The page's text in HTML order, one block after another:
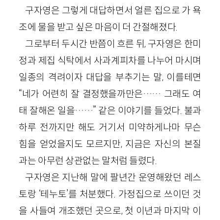
구자영은 그렇게 대답하면서 얼른 집으로 가 욕
조에 물을 받고 싶은 마음이 더 간절해졌다.
그로부터 두시간 반쯤이 흐른 뒤, 구자영은 한미
정과 제집 식탁에서 사과계피차를 나누어 마시며
일종의 격려이자 대답을 부추기는 말, 이를테면
“네가 어련히 잘 결정했을까만은…… 그래도 여
태 잘해온 일을……” 같은 이야기를 들었다. 불과
하루 전까지만 해도 거기서 미약하게나마 무슨
힘을 얻었을지도 모르지만, 지금은 자신의 본질
과는 아무런 상관없는 말처럼 들렸다.
구자영은 지난해 말에 팔년간 운영해왔던 레스
토랑 ‘테누토’를 처분했다. 가정집으로 쓰이던 것
을 사들여 개조했던 곳으로, 첫 이년과 마지막 이